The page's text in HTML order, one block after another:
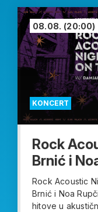
KONCERT
08.08. (20:00)
Rock
Brnić i
Rock Acoustic
Brnić i Noa
hitove u